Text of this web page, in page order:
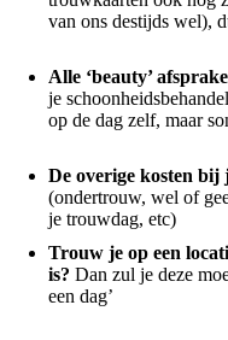
van ons destijds wel),
Alle ‘beauty’
je
op de dag zelf, maar
De overige kosten bij
(ondertrouw, wel of
je trouwdag, etc)
Trouw je op een
is? Dan zul je deze
een dag’